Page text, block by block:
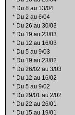
* Du 8 au 13/04
* Du 2 au 6/04
* Du 26 au 30/03
* Du 19 au 23/03
* Du 12 au 16/03
* Du 5 au 9/03
* Du 19 au 23/02
* Du 26/02 au 3/03
* Du 12 au 16/02
* Du 5 au 9/02
* Du 29/01 au 2/02
* Du 22 au 26/01
* Du 15 au 19/01